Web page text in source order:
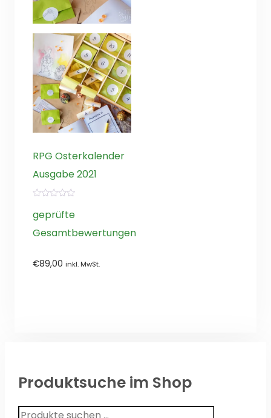
RPG Osterkalender
Ausgabe 2021
von
5
geprüfte
Gesamtbewertungen
€89,00 inkl. MwSt.
Produktsuche im Shop
Suchen